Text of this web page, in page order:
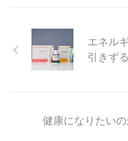
エネル
引きず
健康になりたい